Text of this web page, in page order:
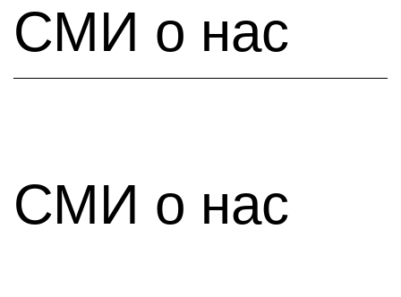
СМИ о нас
СМИ о нас